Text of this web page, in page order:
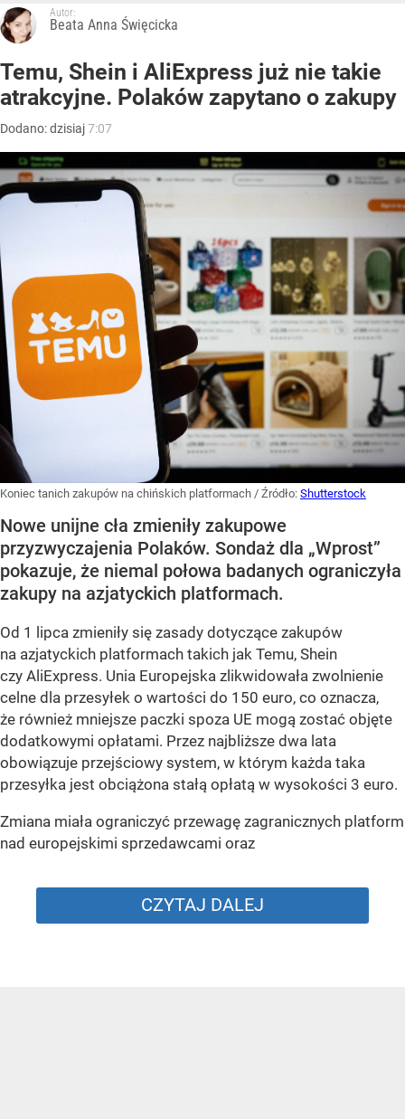
Autor:
Beata Anna Święcicka
Temu, Shein i AliExpress już nie takie
atrakcyjne. Polaków zapytano o zakupy
Dodano:dzisiaj7:07
Koniec tanich zakupów na chińskich platformach / Źródło: Shutterstock
Nowe unijne cła zmieniły zakupowe
przyzwyczajenia Polaków. Sondaż dla „Wprost”
pokazuje, że niemal połowa badanych ograniczyła
zakupy na azjatyckich platformach.
Od 1 lipca zmieniły się zasady dotyczące zakupów
na azjatyckich platformach takich jak Temu, Shein
czy AliExpress. Unia Europejska zlikwidowała zwolnienie
celne dla przesyłek o wartości do 150 euro, co oznacza,
że również mniejsze paczki spoza UE mogą zostać objęte
dodatkowymi opłatami. Przez najbliższe dwa lata
obowiązuje przejściowy system, w którym każda taka
przesyłka jest obciążona stałą opłatą w wysokości 3 euro.
Zmiana miała ograniczyć przewagę zagranicznych platform
nad europejskimi sprzedawcami oraz
CZYTAJ DALEJ